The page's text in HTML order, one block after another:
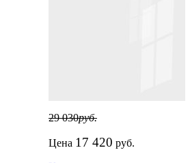
29 030руб.
Цена 17 420 руб.